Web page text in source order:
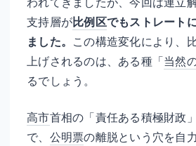
支持層が比例区でもストレート
ました。 この構造変化により、
上げされるのは、ある種「当然
るでしょう。
高市首相の「責任ある積極財政
で、 公明票の離脱という穴を自